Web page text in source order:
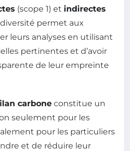
(scope 1) et indirectes
permet aux
leurs analyses en utilisant
pertinentes et d’avoir
de leur empreinte
carbone constitue un
seulement pour les
pour les particuliers
et de réduire leur